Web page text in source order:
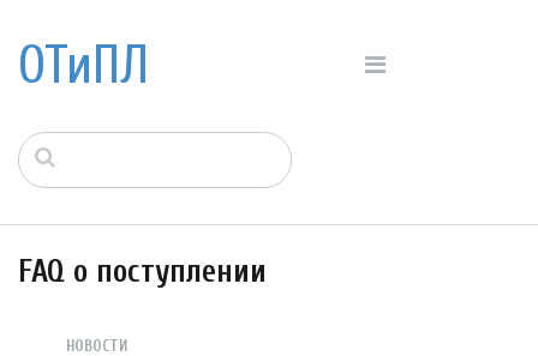
ОТиПЛ
FAQ о поступлении
НОВОСТИ